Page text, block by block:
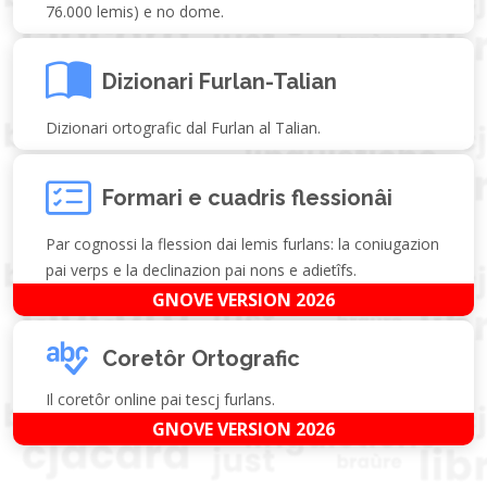
76.000 lemis) e no dome.
Dizionari Furlan-Talian
Dizionari ortografic dal Furlan al Talian.
Formari e cuadris flessionâi
Par cognossi la flession dai lemis furlans: la coniugazion
pai verps e la declinazion pai nons e adietîfs.
GNOVE VERSION 2026
Coretôr Ortografic
Il coretôr online pai tescj furlans.
GNOVE VERSION 2026